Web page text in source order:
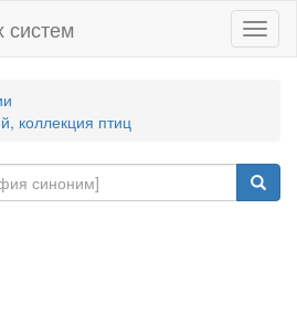
систем
коллекция птиц